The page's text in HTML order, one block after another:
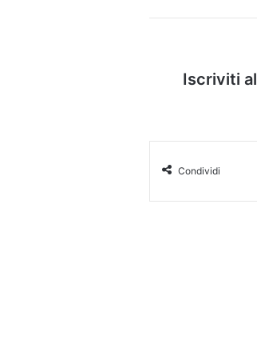
Iscriviti al
Condividi